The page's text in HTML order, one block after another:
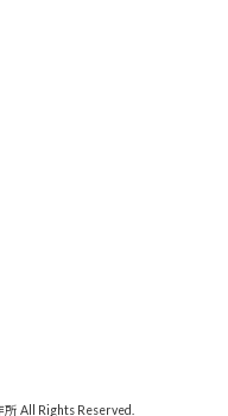
All Rights Reserved.